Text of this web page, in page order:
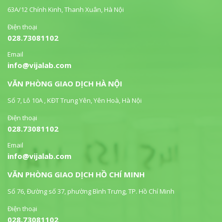
63A/12 Chính Kinh, Thanh Xuân, Hà Nội
Điện thoại
028.73081102
Email
info@vijalab.com
VĂN PHÒNG GIAO DỊCH HÀ NỘI
Số 7, Lô 10A , KĐT Trung Yên, Yên Hoà, Hà Nội
Điện thoại
028.73081102
Email
info@vijalab.com
VĂN PHÒNG GIAO DỊCH HỒ CHÍ MINH
Số 76, Đường số 37, phường Bình Trưng, TP. Hồ Chí Minh
Điện thoại
028.73081102